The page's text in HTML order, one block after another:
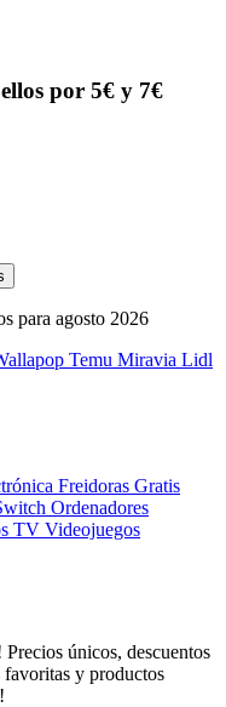
por 5€ y 7€
para agosto 2026
Temu Miravia Lidl
Freidoras Gratis
Ordenadores
TV Videojuegos
únicos, descuentos
favoritas y productos